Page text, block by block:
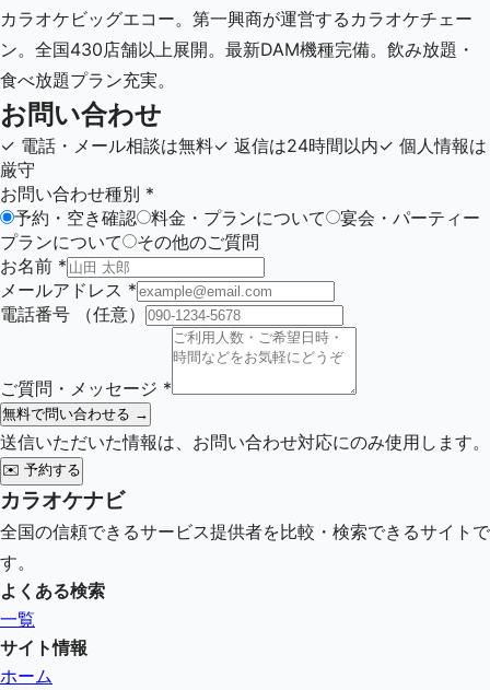
カラオケビッグエコー。第一興商が運営するカラオケチェー
ン。全国430店舗以上展開。最新DAM機種完備。飲み放題・
食べ放題プラン充実。
お問い合わせ
✓ 電話・メール相談は無料✓ 返信は24時間以内✓ 個人情報は
厳守
お問い合わせ種別 *
予約・空き確認
料金・プランについて
宴会・パーティー
プランについて
その他のご質問
お名前 *
メールアドレス *
電話番号
（任意）
ご質問・メッセージ *
無料で問い合わせる →
送信いただいた情報は、お問い合わせ対応にのみ使用します。
✉️ 予約する
カラオケナビ
全国の信頼できるサービス提供者を比較・検索できるサイトで
す。
よくある検索
一覧
サイト情報
ホーム